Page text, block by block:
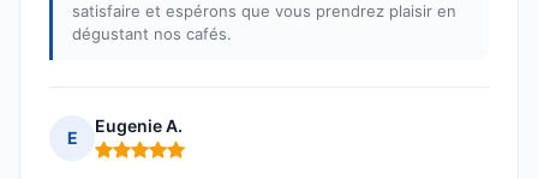
satisfaire et espérons que vous prendrez plaisir en
dégustant nos cafés.
E
Eugenie A.
Note : 5 sur 5